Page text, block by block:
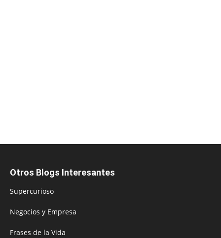
Otros Blogs Interesantes
Supercurioso
Negocios y Empresa
Frases de la Vida